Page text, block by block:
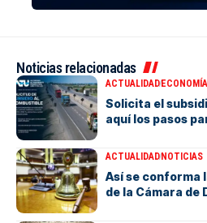
Noticias relacionadas
ACTUALIDADECONOMÍA
Solicita el
aquí los pasos
ACTUALIDADNOTICIAS
Así se conforma
de la Cámara de